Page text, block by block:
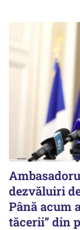
dezvăluiri
Până acum
tăcerii” din